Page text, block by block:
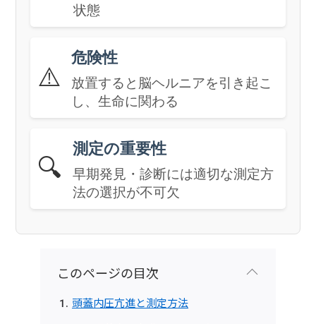
状態
⚠️
危険性
放置すると脳ヘルニアを引き起こ
し、生命に関わる
🔍
測定の重要性
早期発見・診断には適切な測定方
法の選択が不可欠
このページの目次
頭蓋内圧亢進と測定方法